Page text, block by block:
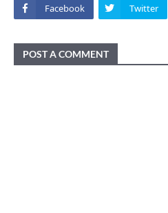
Facebook Twitter
POST A COMMENT